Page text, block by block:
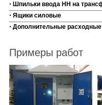
⋅ Шпильки ввода НН на
⋅ Ящики силовые
⋅ Дополнительные расходные
Примеры работ